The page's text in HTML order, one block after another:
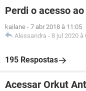
Perdi o acesso
kailane - 7 abr 2018 à 11:05
Alessandra - 8 jul 2020 à
195 Respostas
Acessar Orkut